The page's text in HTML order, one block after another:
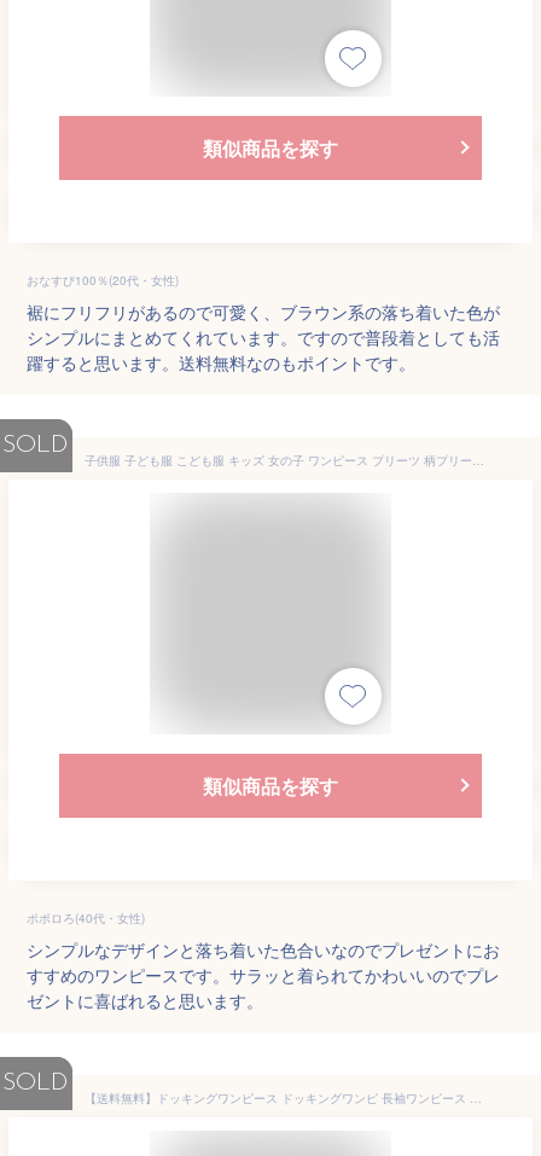
類似商品を探す
おなすび100％(20代・女性)
裾にフリフリがあるので可愛く、ブラウン系の落ち着いた色が
シンプルにまとめてくれています。ですので普段着としても活
躍すると思います。送料無料なのもポイントです。
SOLD
子供服 子ども服 こども服 キッズ 女の子 ワンピース プリーツ 柄プリーツ バックプリーツ 切替え 春 秋 冬 100 110 120 130 140 150 ◇長袖ワンピース◇
類似商品を探す
ポポロろ(40代・女性)
シンプルなデザインと落ち着いた色合いなのでプレゼントにお
すすめのワンピースです。サラッと着られてかわいいのでプレ
ゼントに喜ばれると思います。
SOLD
【送料無料】ドッキングワンピース ドッキングワンピ 長袖ワンピース 切り替えワンピース チェックワンピース 秋冬 子供服 キッズ服 女の子 姉妹 コーデ ママとおそろい お揃い チェック柄 ストライプ柄 おしゃれ かわいい ガールズ 子供 裏毛 布帛 T2 ティーツー